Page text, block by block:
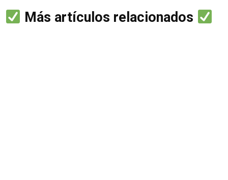
Más artículos relacionados